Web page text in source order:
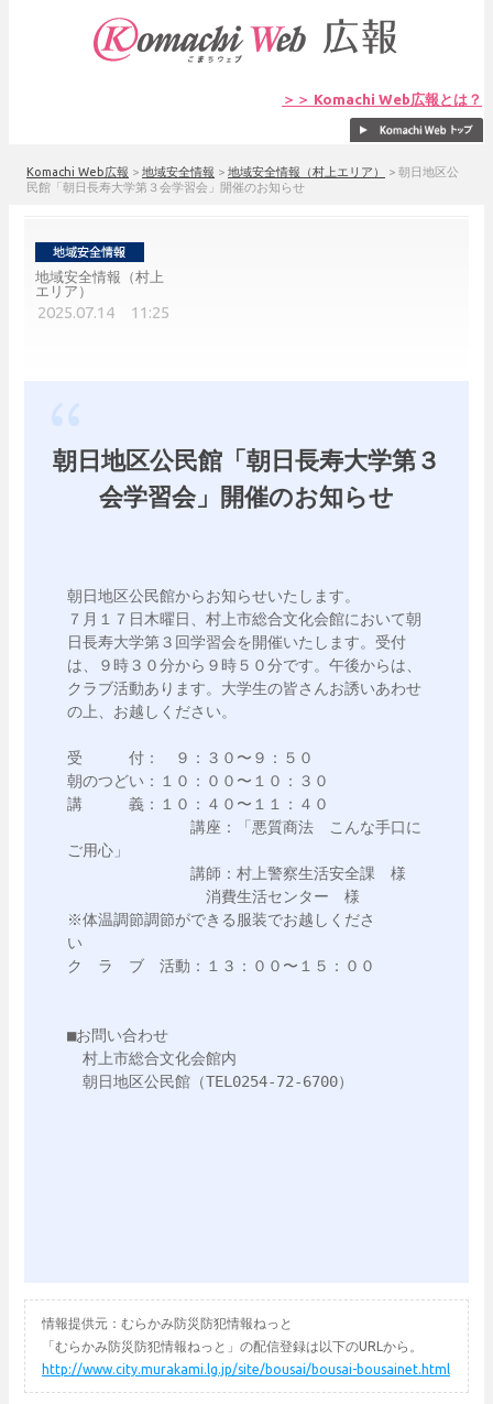
＞＞ Komachi Web広報とは？
Komachi Web広報 > 地域安全情報 > 地域安全情報（村上エリア） > 朝日地区公
民館「朝日長寿大学第３会学習会」開催のお知らせ
地域安全情報（村上
エリア）
2025.07.14 11:25
朝日地区公民館「朝日長寿大学第３
会学習会」開催のお知らせ
朝日地区公民館からお知らせいたします。
７月１７日木曜日、村上市総合文化会館において朝
日長寿大学第３回学習会を開催いたします。受付
は、９時３０分から９時５０分です。午後からは、
クラブ活動あります。大学生の皆さんお誘いあわせ
の上、お越しください。
受　　　付：　９：３０〜９：５０
朝のつどい：１０：００〜１０：３０
講　　　義：１０：４０〜１１：４０
講座：「悪質商法　こんな手口に
ご用心」
講師：村上警察生活安全課　様
消費生活センター　様
※体温調節調節ができる服装でお越しくださ
い
ク　ラ　ブ　活動：１３：００〜１５：００
■お問い合わせ
村上市総合文化会館内
朝日地区公民館（TEL0254-72-6700）
情報提供元：むらかみ防災防犯情報ねっと
「むらかみ防災防犯情報ねっと」の配信登録は以下のURLから。
http://www.city.murakami.lg.jp/site/bousai/bousai-bousainet.html